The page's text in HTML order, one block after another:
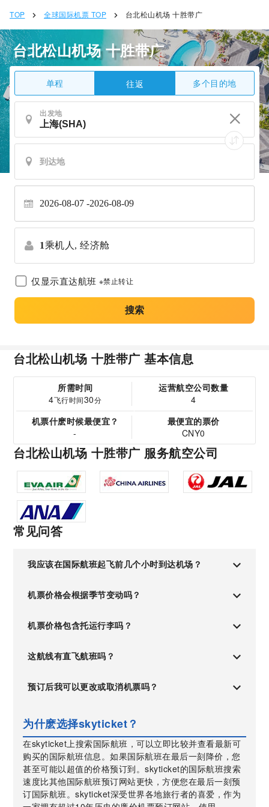
TOP 全球国际机票 TOP 台北松山机场 十胜带广
台北松山机场 十胜带广
单程 往返 多个目的地
出发地
2026-08-07 2026-08-09
1乘机人, 经济舱
仅显示直达航班 ※禁止转让
搜索
台北松山机场 十胜带广 基本信息
所需时间
4飞行时间30分
运营航空公司数量
4
机票什麽时候最便宜？
-
最便宜的票价
CNY0
台北松山机场 十胜带广 服务航空公司
常见问答
我应该在国际航班起飞前几个小时到达机场？
机票价格会根据季节变动吗？
机票价格包含托运行李吗？
这航线有直飞航班吗？
预订后我可以更改或取消机票吗？
为什麽选择skyticket？
在skyticket上搜索国际航班，可以立即比较并查看最新可
购买的国际航班信息。如果国际航班在最后一刻降价，您
甚至可能以超值的价格预订到。skyticket的国际航班搜索
速度比其他国际航班预订网站更快，方便您在最后一刻预
订国际航班。skyticket深受世界各地旅行者的喜爱，作为